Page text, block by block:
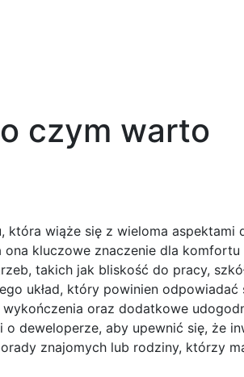
czym warto
wiąże się z wieloma aspektami
kluczowe znaczenie dla
takich jak bliskość do pracy,
układ, który powinien
oraz dodatkowe
deweloperze, aby upewnić się, że
znajomych lub rodziny, którzy